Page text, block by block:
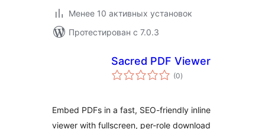
Менее 10 активных установок
Протестирован с 7.0.3
Sacred PDF Viewer
(0общий
рейтинг
)
Embed PDFs in a fast, SEO-friendly inline
viewer with fullscreen, per-role download